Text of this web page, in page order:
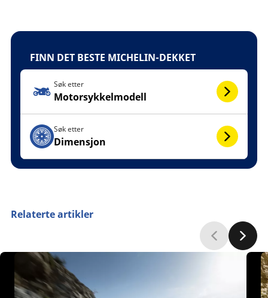
FINN DET BESTE MICHELIN-DEKKET
Søk etter
Motorsykkelmodell
Søk etter
Dimensjon
Relaterte artikler